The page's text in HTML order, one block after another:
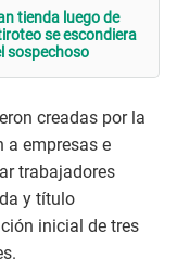
tienda luego de
se escondiera
sospechoso
creadas por la
a empresas e
trabajadores
y título
inicial de tres